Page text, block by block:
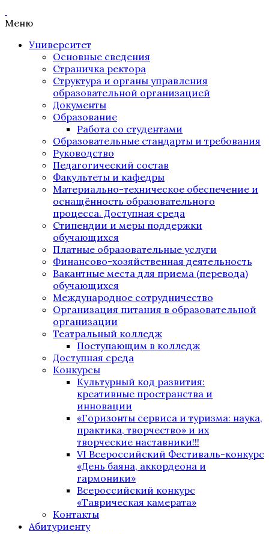
Меню
Университет
Основные сведения
Страничка ректора
Структура и органы управления
образовательной организацией
Документы
Образование
Работа со студентами
Образовательные стандарты и требования
Руководство
Педагогический состав
Факультеты и кафедры
Материально-техническое обеспечение и
оснащённость образовательного
процесса. Доступная среда
Стипендии и меры поддержки
обучающихся
Платные образовательные услуги
Финансово-хозяйственная деятельность
Вакантные места для приема (перевода)
обучающихся
Международное сотрудничество
Организация питания в образовательной
организации
Театральный колледж
Поступающим в колледж
Доступная среда
Конкурсы
Культурный код развития:
креативные пространства и
инновации
«Горизонты сервиса и туризма: наука,
практика, творчество» и их
творческие наставники!!!
VI Всероссийский Фестиваль-конкурс
«День баяна, аккордеона и
гармоники»
Всероссийский конкурс
«Таврическая камерата»
Контакты
Абитуриенту